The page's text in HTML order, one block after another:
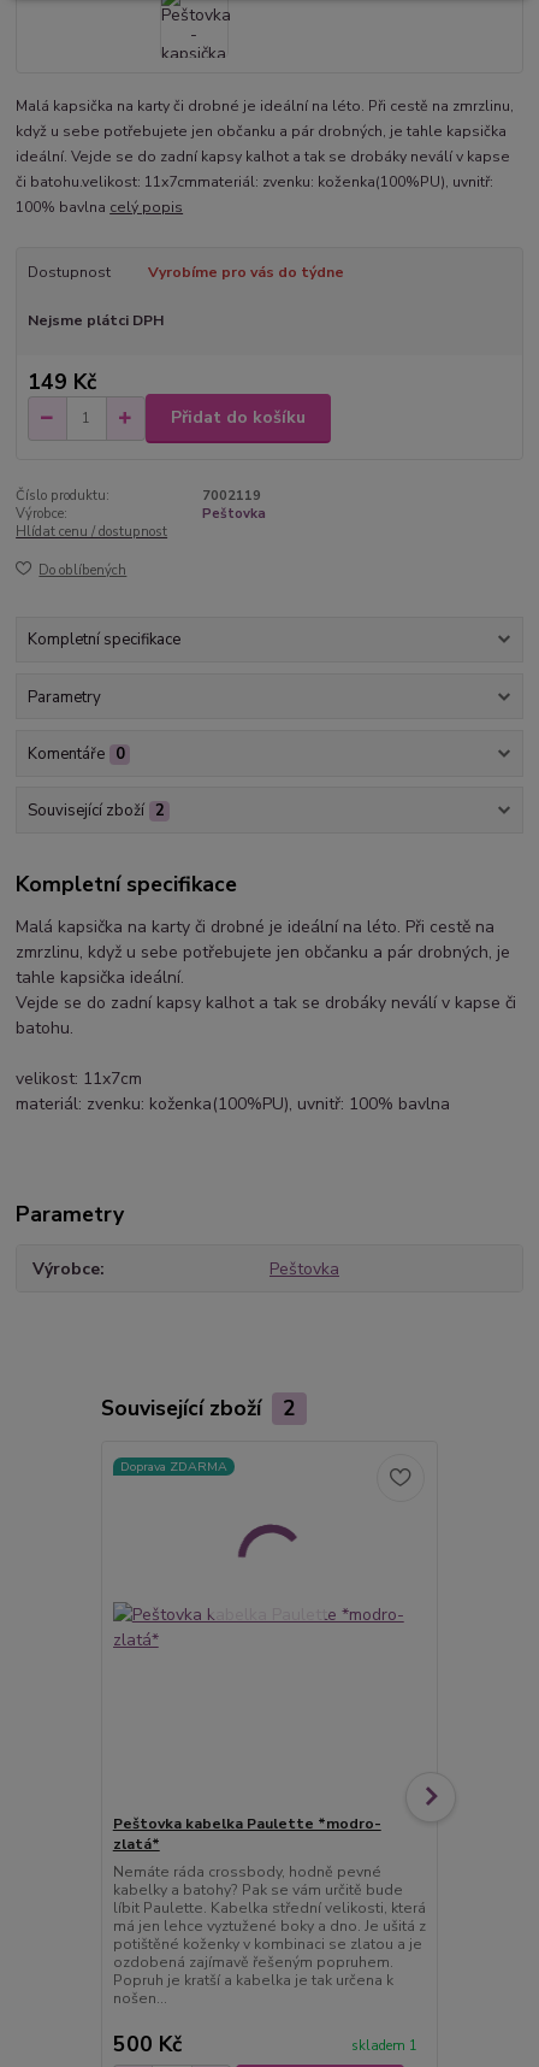
Malá kapsička na karty či drobné je ideální na léto. Při cestě na zmrzlinu,
když u sebe potřebujete jen občanku a pár drobných, je tahle kapsička
ideální. Vejde se do zadní kapsy kalhot a tak se drobáky neválí v kapse
či batohu.velikost: 11x7cmmateriál: zvenku: koženka(100%PU), uvnitř:
100% bavlna celý popis
Dostupnost Vyrobíme pro vás do týdne
Nejsme plátci DPH
149 Kč
Přidat do košíku
Číslo produktu:
7002119
Výrobce:
Peštovka
Hlídat cenu / dostupnost
Do oblíbených
Kompletní specifikace
Parametry
Komentáře 0
Související zboží 2
Kompletní specifikace
Malá kapsička na karty či drobné je ideální na léto. Při cestě na
zmrzlinu, když u sebe potřebujete jen občanku a pár drobných, je
tahle kapsička ideální.
Vejde se do zadní kapsy kalhot a tak se drobáky neválí v kapse či
batohu.
velikost: 11x7cm
materiál: zvenku: koženka(100%PU), uvnitř: 100% bavlna
Parametry
Výrobce Peštovka
Související zboží 2
Doprava ZDARMA
Peštovka kabelka Paulette *modro-
zlatá*
Nemáte ráda crossbody, hodně pevné
kabelky a batohy? Pak se vám určitě bude
líbit Paulette. Kabelka střední velikosti, která
má jen lehce vyztužené boky a dno. Je ušitá z
potištěné koženky v kombinaci se zlatou a je
ozdobená zajímavě řešeným popruhem.
Popruh je kratší a kabelka je tak určena k
nošen...
500 Kč skladem 1